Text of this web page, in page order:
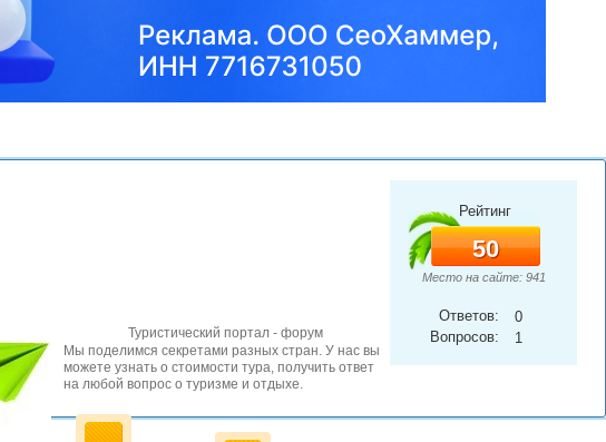
Рейтинг
50
Место на сайте: 941
Ответов:
0
Вопросов:
1
Туристический портал - форум
Мы поделимся секретами разных стран. У нас вы
можете узнать о стоимости тура, получить ответ
на любой вопрос о туризме и отдыхе.